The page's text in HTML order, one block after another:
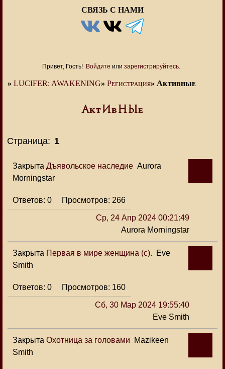
СВЯЗЬ С НАМИ
Привет, Гость! Войдите или зарегистрируйтесь.
» LUCIFER: AWAKENING» Рᴇᴦиᴄᴛᴩᴀция» Аᴋᴛиʙныᴇ
Аᴋᴛиʙныᴇ
Страница: 1
Закрыта Дъявольское наследие Aurora
Morningstar
0 266
Ср, 24 Апр 2024 00:21:49
Aurora Morningstar
Закрыта Первая в мире женщина (с).
Eve
Smith
0 160
Сб, 30 Мар 2024 19:55:40
Eve Smith
Закрыта Охотница за головами
Mazikeen
Smith